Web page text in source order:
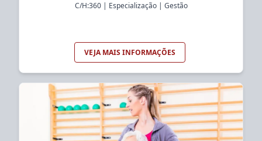
C/H:360| Especialização| Gestão
VEJA MAIS INFORMAÇÕES